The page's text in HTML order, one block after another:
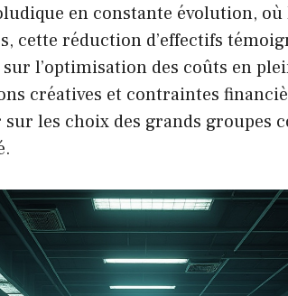
en constante évolution,
cette réduction d’effectifs
l’optimisation des coûts en
créatives et contraintes
les choix des grands groupes